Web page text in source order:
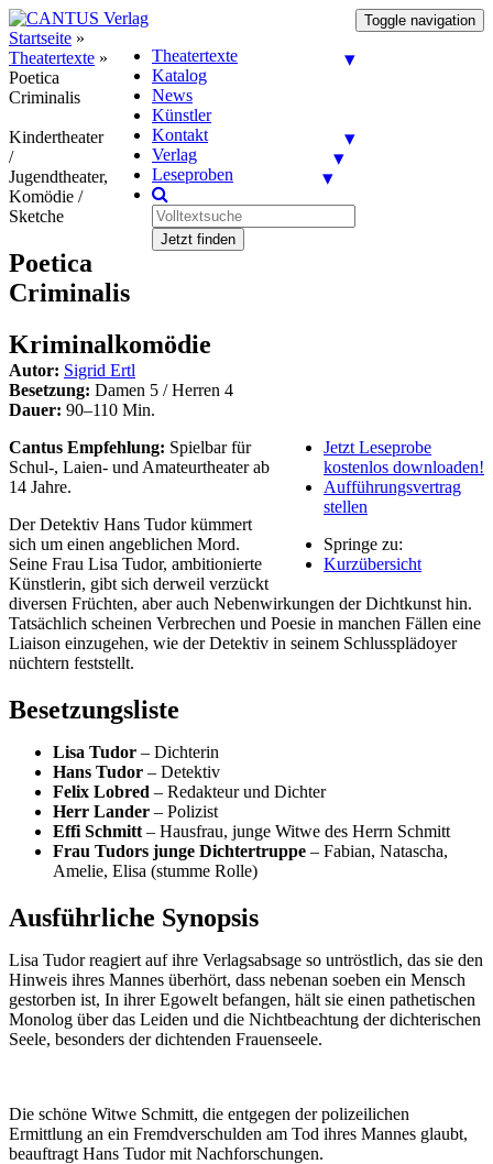
Toggle navigation
Theatertexte
Katalog
News
Künstler
Kontakt
Verlag
Leseproben
Jetzt finden
Startseite »
Theatertexte »
Poetica
Criminalis
Kindertheater
/
Jugendtheater,
Komödie /
Sketche
Poetica
Criminalis
Kriminalkomödie
Autor: Sigrid Ertl
Besetzung: Damen 5 / Herren 4
Dauer: 90–110 Min.
Jetzt Leseprobe
kostenlos downloaden!
Aufführungsvertrag
stellen
Springe zu:
Kurzübersicht
Cantus Empfehlung: Spielbar für
Schul-, Laien- und Amateurtheater ab
14 Jahre.
Der Detektiv Hans Tudor kümmert
sich um einen angeblichen Mord.
Seine Frau Lisa Tudor, ambitionierte
Künstlerin, gibt sich derweil verzückt
diversen Früchten, aber auch Nebenwirkungen der Dichtkunst hin.
Tatsächlich scheinen Verbrechen und Poesie in manchen Fällen eine
Liaison einzugehen, wie der Detektiv in seinem Schlussplädoyer
nüchtern feststellt.
Besetzungsliste
Lisa Tudor – Dichterin
Hans Tudor – Detektiv
Felix Lobred – Redakteur und Dichter
Herr Lander – Polizist
Effi Schmitt – Hausfrau, junge Witwe des Herrn Schmitt
Frau Tudors junge Dichtertruppe – Fabian, Natascha,
Amelie, Elisa (stumme Rolle)
Ausführliche Synopsis
Lisa Tudor reagiert auf ihre Verlagsabsage so untröstlich, das sie den
Hinweis ihres Mannes überhört, dass nebenan soeben ein Mensch
gestorben ist, In ihrer Egowelt befangen, hält sie einen pathetischen
Monolog über das Leiden und die Nichtbeachtung der dichterischen
Seele, besonders der dichtenden Frauenseele.
Die schöne Witwe Schmitt, die entgegen der polizeilichen
Ermittlung an ein Fremdverschulden am Tod ihres Mannes glaubt,
beauftragt Hans Tudor mit Nachforschungen.